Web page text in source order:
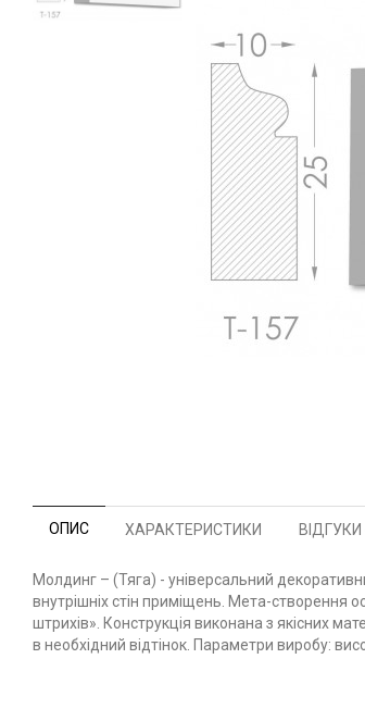
ОПИС ХАРАКТЕРИСТИКИ ВІДГУКИ
Молдинг – (Тяга) - універсальний
внутрішніх стін приміщень. Мета-створення
штрихів». Конструкція виконана з якісних
в необхідний відтінок. Параметри виробу: